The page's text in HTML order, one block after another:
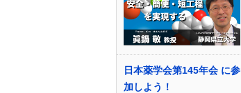
日本薬学会第145年会 に参
加しよう！